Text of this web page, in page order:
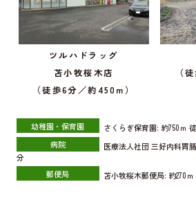
ツルハドラッグ
苫小牧桜木店
（徒歩6分／約450ｍ）
（
幼稚園・保育園 さくらぎ保育園: 約750ｍ
病院
医療法人社団 三好内科胃
分
郵便局
苫小牧桜木郵便局: 約270ｍ